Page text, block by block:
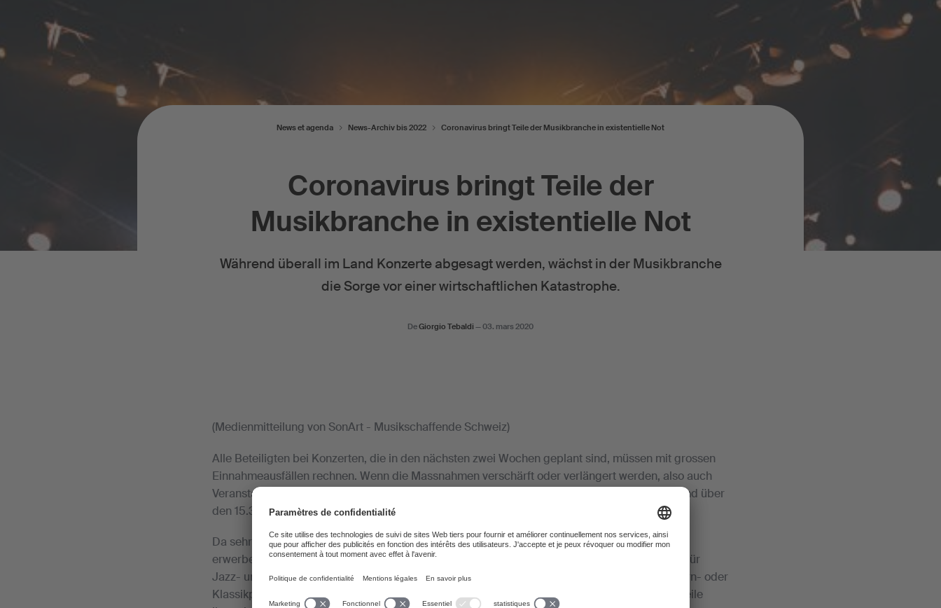
Coronavirus bringt Teile der
Musikbranche in existentielle Not
Während überall im Land Konzerte abgesagt werden, wächst in der Musikbranche
die Sorge vor einer wirtschaftlichen Katastrophe.
News et agenda News-Archiv bis 2022 Coronavirus bringt Teile der Musikbranche in existentielle Not
DeGiorgio Tebaldi —03. mars 2020
(Medienmitteilung von SonArt - Musikschaffende Schweiz)
Alle Beteiligten bei Konzerten, die in den nächsten zwei Wochen geplant sind, müssen mit grossen
Einnahmeausfällen rechnen. Wenn die Massnahmen verschärft oder verlängert werden, also auch
Veranstaltungen mit weniger als 1000 Personen abgesagt werden, oder der Ausnahmezustand über
den 15.3. hinaus bestehen bleibt, wachsen die Verluste mit jedem Tag.
Da sehr viele Musikschaffende in Ensembles, Bands und teilweise Orchestern selbständig
erwerbend sind, treffen sie solche Ausfälle besonders hart. Das gilt für das ganze Spektrum, für
Jazz- und Popbands ebenso wie für die Sänger*innen und Instrumentalist*innen, die bei Opern- oder
Klassikproduktionen engagiert werden. Freischaffende Musiker*innen verdienen oft grosse Teile